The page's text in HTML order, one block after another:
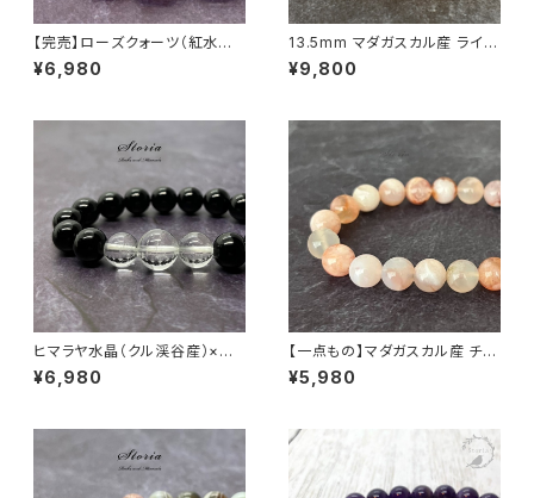
【完売】ローズクォーツ（紅水晶）
ライスカット ブレスレット【ミナス
ジェライス産】
¥6,980
13.5mm マダガスカル産 ライモ
ナイトインクォーツ ブレスレット
【画像現物】
¥9,800
ヒマラヤ水晶（クル渓谷産）×モ
リオン ブレスレット
¥6,980
【一点もの】マダガスカル産 チェ
リーブロッサムアゲート（桜瑪
瑙） 8mm ブレスレット【M0714
¥5,980